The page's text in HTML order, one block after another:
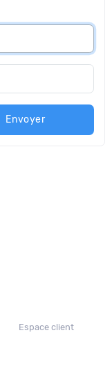
Envoyer
Espace client